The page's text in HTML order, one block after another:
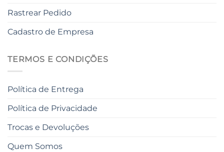
Rastrear Pedido
Cadastro de Empresa
TERMOS E CONDIÇÕES
Política de Entrega
Política de Privacidade
Trocas e Devoluções
Quem Somos